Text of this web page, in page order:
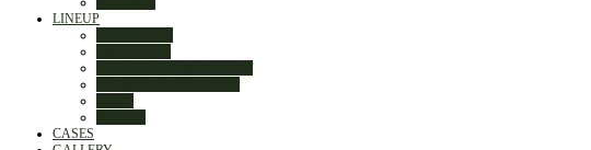
LINEUP
CASES